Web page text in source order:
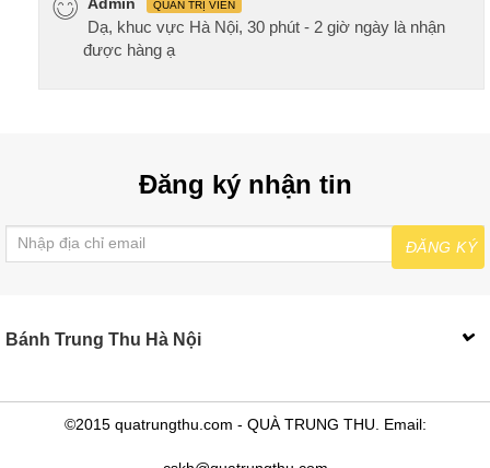
QUẢN TRỊ VIÊN
Dạ, khuc vực Hà Nội, 30 phút - 2 giờ ngày là nhận
được hàng ạ
Đăng ký nhận tin
ĐĂNG KÝ
Bánh Trung Thu Hà Nội
©2015 quatrungthu.com - QUÀ TRUNG THU. Email: